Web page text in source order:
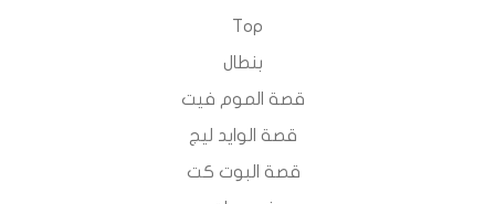
Top
بنطال
قصة الموم فيت
قصة الوايد ليج
قصة البوت كت